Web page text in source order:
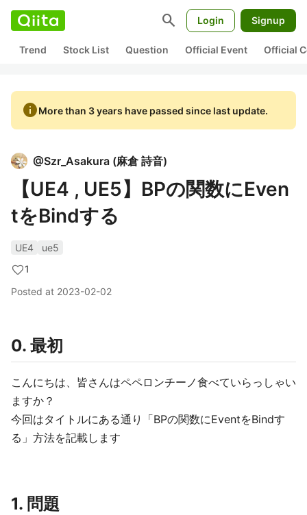
search Login Signup
Trend Stock List Question Official Event Official
infoMore than 3 years have passed since last update.
@Szr_Asakura (麻倉 詩音)
【UE4 , UE5】BPの関数にEven
tをBindする
UE4
ue5
1
Posted at 2023-02-02
0. 最初
こんにちは、皆さんはペペロンチーノ食べていらっしゃい
ますか？
今回はタイトルにある通り「BPの関数にEventをBindす
る」方法を記載します
1. 問題